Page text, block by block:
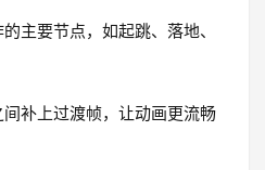
主要节点，如起跳、落地、
补上过渡帧，让动画更流畅